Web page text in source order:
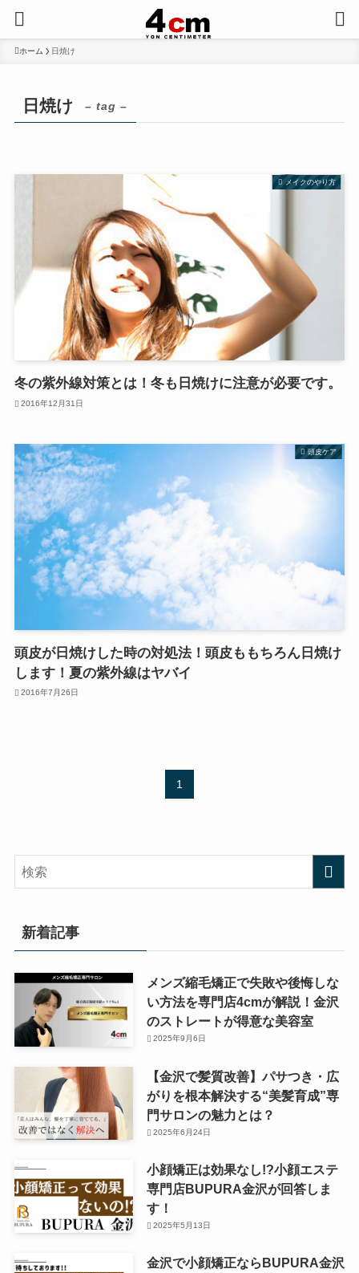
ホーム 日焼け
日焼け – tag –
メイクのやり方
冬の紫外線対策とは！冬も日焼けに注意が必要です。
2016年12月31日
頭皮ケア
頭皮が日焼けした時の対処法！頭皮ももちろん日焼け
します！夏の紫外線はヤバイ
2016年7月26日
1
新着記事
メンズ縮毛矯正で失敗や後悔しな
い方法を専門店4cmが解説！金沢
のストレートが得意な美容室
2025年9月6日
【金沢で髪質改善】パサつき・広
がりを根本解決する“美髪育成”専
門サロンの魅力とは？
2025年6月24日
小顔矯正は効果なし!?小顔エステ
専門店BUPURA金沢が回答しま
す！
2025年5月13日
金沢で小顔矯正ならBUPURA金沢